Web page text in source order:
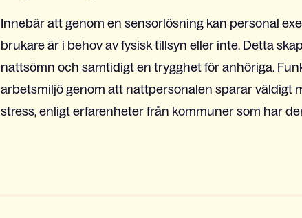
Innebär att genom en sensorlösning kan personal
brukare är i behov av fysisk tillsyn eller inte. Detta
nattsömn och samtidigt en trygghet för anhöriga.
arbetsmiljö genom att nattpersonalen sparar väldigt
stress, enligt erfarenheter från kommuner som har